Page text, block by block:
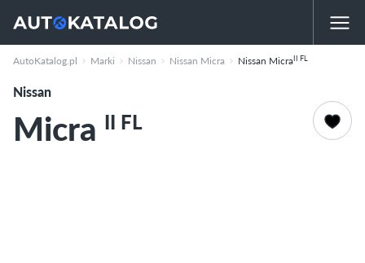
AutoKatalog.pl Marki Nissan Nissan Micra Nissan MicraII FL
Nissan
Micra II FL